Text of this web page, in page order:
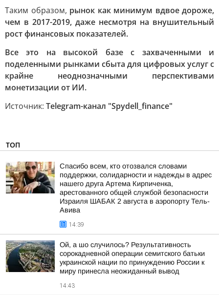
Таким образом, рынок как минимум вдвое дороже,
чем в 2017-2019, даже несмотря на внушительный
рост финансовых показателей.
Все это на высокой базе с захваченными и
поделенными рынками сбыта для цифровых услуг с
крайне неоднозначными перспективами
монетизации от ИИ.
Источник: Telegram-канал "Spydell_finance"
ТОП
Спасибо всем, кто отозвался словами
поддержки, солидарности и надежды в адрес
нашего друга Артема Кирпиченка,
арестованного общей службой безопасности
Израиля ШАБАК 2 августа в аэропорту Тель-
Авива
14:39
Ой, а шо случилось? Результативность
сорокадневной операции семитского батьки
украинской нации по принуждению России к
миру принесла неожиданный вывод
14:43